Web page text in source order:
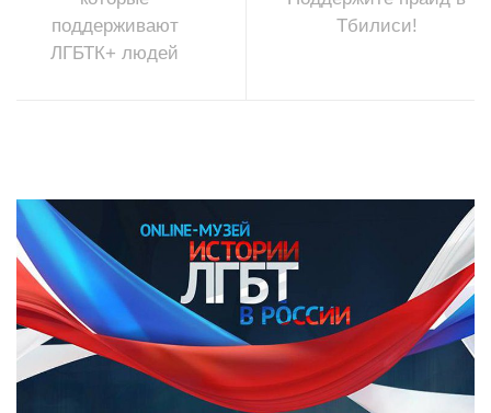
поддерживают
ЛГБТК+ людей
Тбилиси!